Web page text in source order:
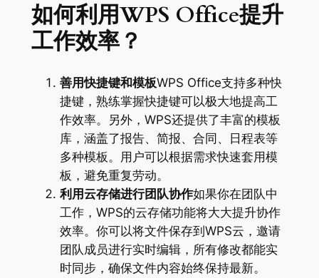
如何利用WPS Office提升
工作效率？
善用快捷键和模板WPS Office支持多种快
捷键，熟练掌握快捷键可以极大地提高工
作效率。另外，WPS还提供了丰富的模板
库，涵盖了报告、简报、合同、日程表等
多种模板。用户可以根据需求快速套用模
板，避免重复劳动。
利用云存储进行团队协作如果你在团队中
工作，WPS的云存储功能将大大提升协作
效率。你可以将文件保存到WPS云，邀请
团队成员进行实时编辑，所有修改都能实
时同步，确保文件内容始终保持最新。